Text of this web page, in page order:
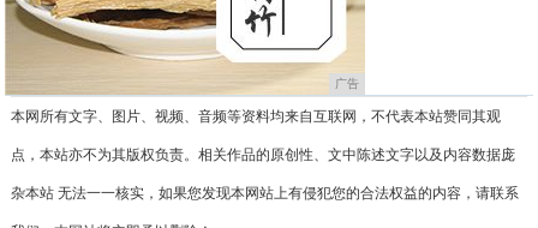
广告
本网所有文字、图片、视频、音频等资料均来自互联网，不代表本站赞同其观
点，本站亦不为其版权负责。相关作品的原创性、文中陈述文字以及内容数据庞
杂本站 无法一一核实，如果您发现本网站上有侵犯您的合法权益的内容，请联系